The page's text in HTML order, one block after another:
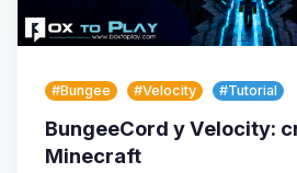
#Bungee #Velocity #Tutorial
BungeeCord y Velocity:
Minecraft